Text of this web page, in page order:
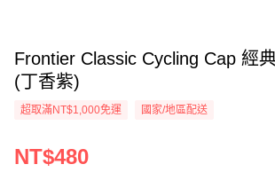
Frontier Classic Cycling Cap 經
(丁香紫)
超取滿NT$1,000免運 國家/地區配送
NT$480